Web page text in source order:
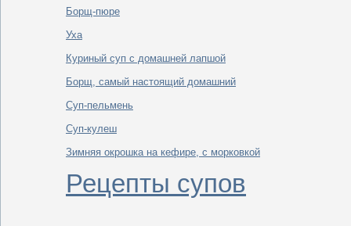
Борщ-пюре
Уха
Куриный суп с домашней лапшой
Борщ, самый настоящий домашний
Суп-пельмень
Суп-кулеш
Зимняя окрошка на кефире, с морковкой
Рецепты супов